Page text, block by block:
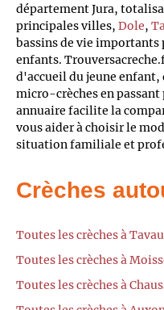
département Jura,
principales villes, Dole,
bassins de vie importants
enfants.
d'accueil du jeune enfant,
micro-crèches en
annuaire facilite la
vous aider à choisir le
situation familiale et
Crèches
Toutes les crèches à
Toutes les crèches à
Toutes les crèches à